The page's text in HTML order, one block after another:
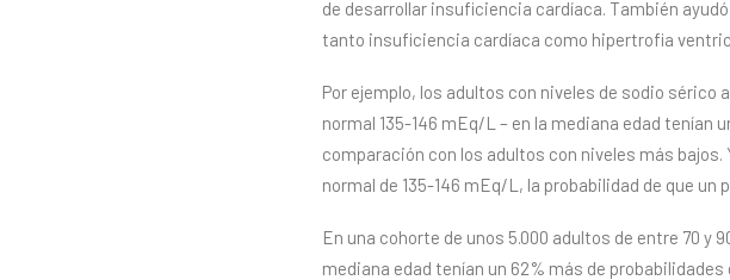
de desarrollar insuficiencia cardíaca. También
tanto insuficiencia cardíaca como hipertrofia
Por ejemplo, los adultos con niveles de sodio
normal 135-146 mEq/L – en la mediana edad
comparación con los adultos con niveles más
normal de 135-146 mEq/L, la probabilidad de que
En una cohorte de unos 5.000 adultos de entre 70 y
mediana edad tenían un 62% más de